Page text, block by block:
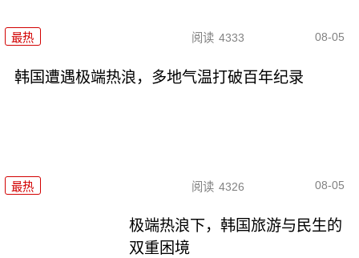
最热 阅读 4333 08-05
韩国遭遇极端热浪，多地气温打破百年纪录
最热 阅读 4326 08-05
极端热浪下，韩国旅游与民生的
双重困境